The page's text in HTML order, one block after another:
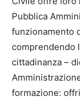
Pubblica
funzionamento
comprendendo
cittadinanza –
formazione: